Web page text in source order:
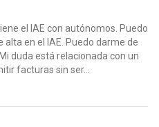
el IAE con autónomos. Puedo
en el IAE. Puedo darme de
duda está relacionada con un
facturas sin ser...